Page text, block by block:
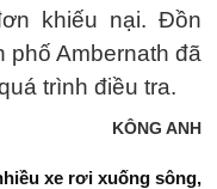
khiếu nại. Đồn
phố Ambernath đã
trình điều tra.
KÔNG ANH
xe rơi xuống sông,